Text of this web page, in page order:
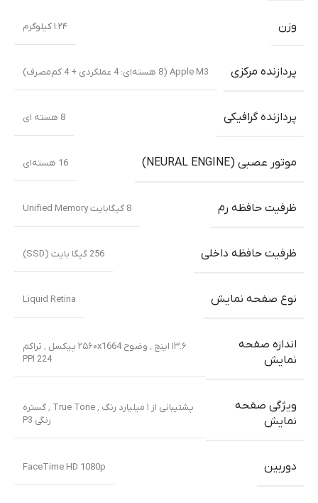
وزن ۱.۲۴ کیلوگرم
پردازنده مرکزی Apple M3 (8 هسته‌ای: 4 عملکردی + 4 کم‌مصرف)
پردازنده گرافیکی 8 هسته ای
موتور عصبی (NEURAL ENGINE) 16 هسته‌ای
ظرفیت حافظه رم 8 گیگابایت Unified Memory
ظرفیت حافظه داخلی 256 گیگا بایت (SSD)
نوع صفحه نمایش Liquid Retina
اندازه صفحه
نمایش
۱۳.۶ اینچ ٬ وضوح ۲۵۶۰x1664 پیکسل ٬ تراکم
PPI 224
ویژگی صفحه
نمایش
پشتیبانی از ۱ میلیارد رنگ ٬ True Tone ٬ گستره
رنگی P3
دوربین FaceTime HD 1080p